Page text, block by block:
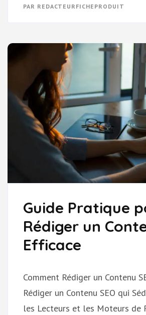
CONTENU
SEO
PAR REDACTEURFICHEPRODUIT
Guide Pratique
Rédiger un
Efficace
Comment Rédiger un Contenu
Rédiger un Contenu SEO qui
les Lecteurs et les Moteurs de